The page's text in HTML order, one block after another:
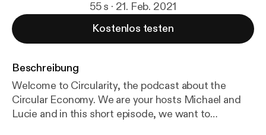
55 s · 21. Feb. 2021
Kostenlos testen
Beschreibung
Welcome to Circularity, the podcast about the
Circular Economy. We are your hosts Michael and
Lucie and in this short episode, we want to